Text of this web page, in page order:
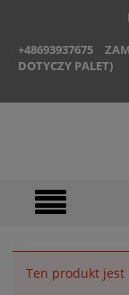
+48693937675
DOTYCZY PALET)
Ten produkt jest